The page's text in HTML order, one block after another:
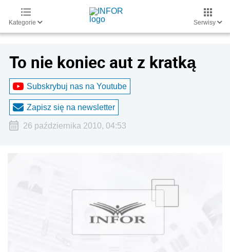
Kategorie Serwisy
To nie koniec aut z kratką
Subskrybuj nas na Youtube
Zapisz się na newsletter
26 października 2010, 04:53